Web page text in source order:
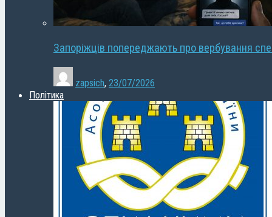
Запоріжців попереджають про вербування
zapsich, 23/07/2026
Політика